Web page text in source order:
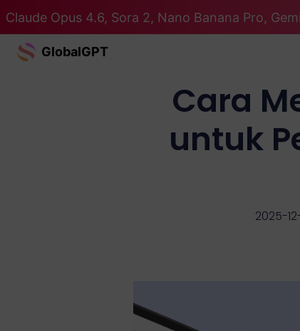
Claude Opus 4.6, Sora 2, Nano Banana Pro,
GlobalGPT
Cara
untuk
2025-